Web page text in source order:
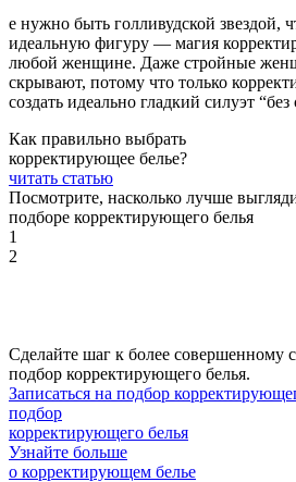
е нужно быть голливудской звездой,
идеальную фигуру — магия
любой женщине. Даже стройные
скрывают, потому что только
создать идеально гладкий силуэт “без
Как правильно выбрать
корректирующее белье?
читать статью
Посмотрите, насколько лучше
подборе корректирующего белья
1
2
Сделайте шаг к более совершенному
подбор корректирующего белья.
Записаться на подбор
подбор
корректирующего белья
Узнайте больше
о корректирующем белье